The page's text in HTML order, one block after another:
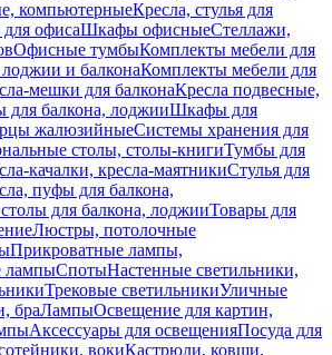
компьютерныеКресла, стулья для
офисаШкафы офисныеСтеллажи,
Офисные тумбыКомплекты мебели для
и балконаКомплекты мебели для
мешки для балконаКресла подвесные,
для балкона, лоджииШкафы для
жалюзийныеСистемы хранения для
столы, столы-книгиТумбы для
качалки, кресла-маятникиСтулья для
пуфы для балкона,
для балкона, лоджииТовары для
Люстры, потолочные
Прикроватные лампы,
лампыСпотыНастенные светильники,
Трековые светильникиУличные
браЛампыОсвещение для картин,
Аксессуары для освещенияПосуда для
вокиКастрюли, ковши,